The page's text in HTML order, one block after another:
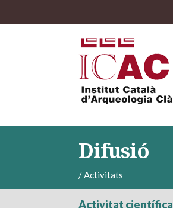
Difusió
/Activitats
Activitat científica